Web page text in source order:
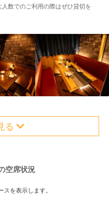
数でのご利用の際はぜひ貸切を
る
空席状況
を表示します。